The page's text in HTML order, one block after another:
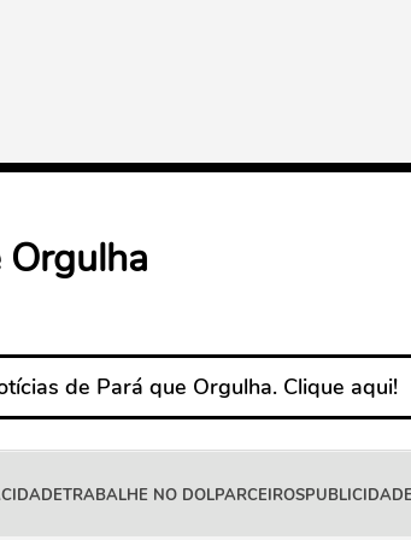
Orgulha
de Pará que Orgulha. Clique aqui!
TRABALHE NO DOLPARCEIROS